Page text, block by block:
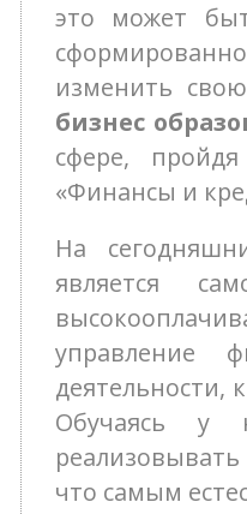
это может
изменить
бизнес
сфере,
«Финансы и
На
является
управление
деятельности,
Обучаясь у
что самым